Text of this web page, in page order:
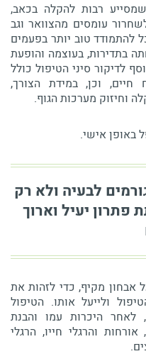
רבות להקלה בכאב,
עומסים מהצוואר וגב
להתמודד טוב יותר בפעמים
בתדירות, בעוצמה והופעת
לדיקור סיני הטיפול כולל
חיים, וכן, במידת הצורך,
וחיזוק מערכות הגוף.
באופן אישי.
לבעיה ולא רק
יעיל וארוך
אבחון מקיף, כדי לזהות את
ולייעל אותו. הטיפול
היכרות עמו והבנת
והרגלי חייו, הרגלי